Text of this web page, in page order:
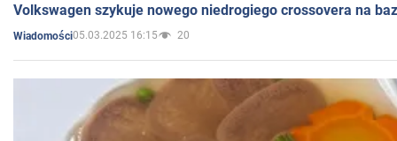
Volkswagen szykuje nowego niedrogiego crossovera na
Wiadomości05.03.2025 16:15 20